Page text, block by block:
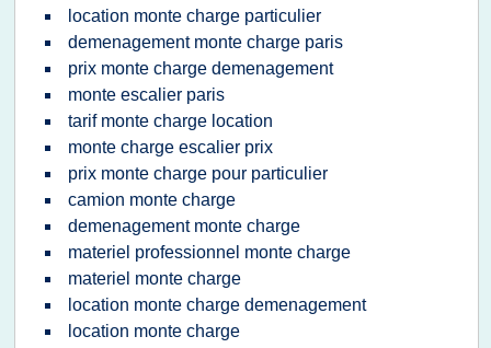
location monte charge particulier
demenagement monte charge paris
prix monte charge demenagement
monte escalier paris
tarif monte charge location
monte charge escalier prix
prix monte charge pour particulier
camion monte charge
demenagement monte charge
materiel professionnel monte charge
materiel monte charge
location monte charge demenagement
location monte charge